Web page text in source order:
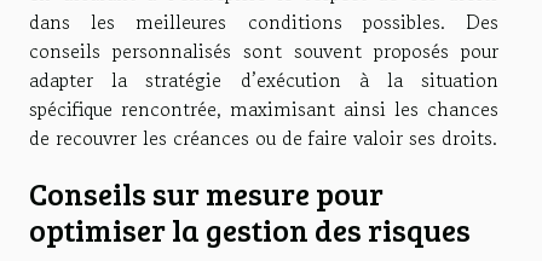
dans les meilleures conditions possibles. Des
conseils personnalisés sont souvent proposés pour
adapter la stratégie d’exécution à la situation
spécifique rencontrée, maximisant ainsi les chances
de recouvrer les créances ou de faire valoir ses droits.
Conseils sur mesure pour
optimiser la gestion des risques